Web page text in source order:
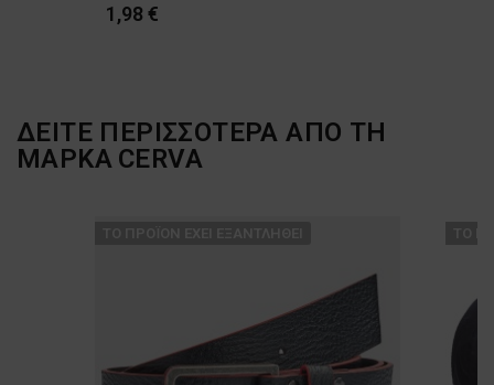
1,98 €
ΔΕΙΤΕ ΠΕΡΙΣΣΟΤΕΡΑ ΑΠΟ ΤΗ
ΜΑΡΚΑ CERVA